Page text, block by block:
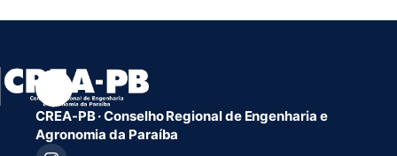
CREA-PB · Conselho Regional de Engenharia e
Agronomia da Paraíba